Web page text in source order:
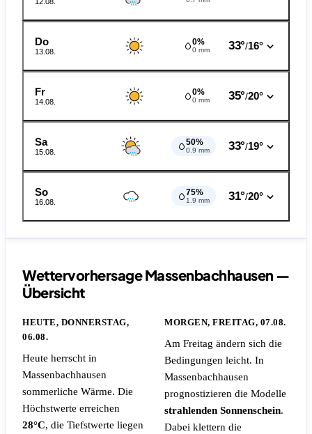
Do
13.08.
0%
0 mm 33°/16°
Fr
14.08.
0%
0 mm 35°/20°
Sa
15.08.
50%
0.9 mm 33°/19°
So
16.08.
75%
1.9 mm 31°/20°
Wettervorhersage Massenbachhausen —
Übersicht
HEUTE, DONNERSTAG,
06.08.
Heute herrscht in
Massenbachhausen
sommerliche Wärme. Die
Höchstwerte erreichen
28°C, die Tiefstwerte liegen
MORGEN, FREITAG, 07.08.
Am Freitag ändern sich die
Bedingungen leicht. In
Massenbachhausen
prognostizieren die Modelle
strahlenden Sonnenschein.
Dabei klettern die